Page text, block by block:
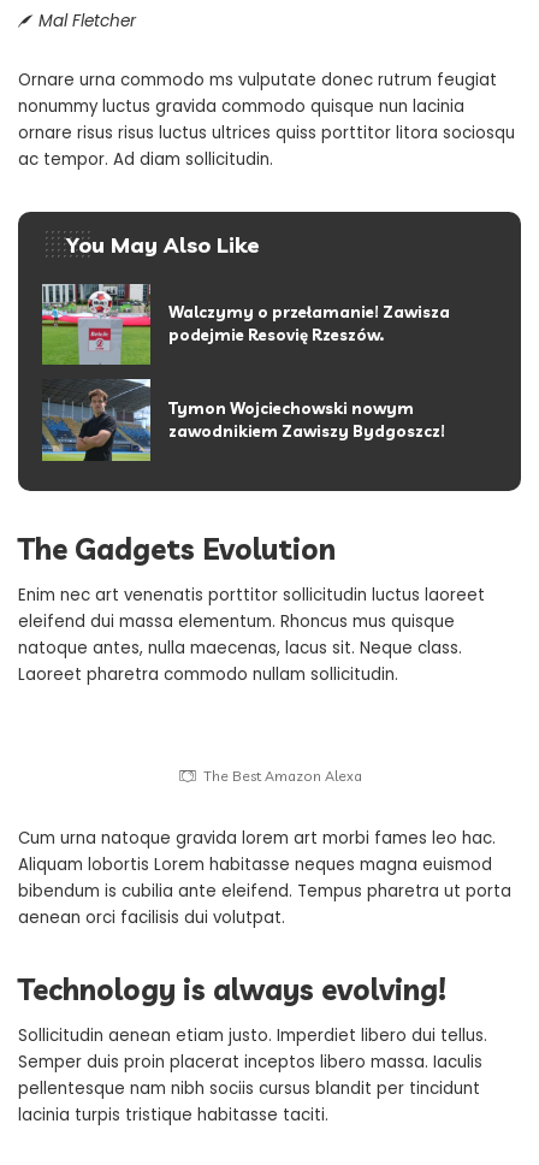
Mal Fletcher
Ornare urna commodo ms vulputate donec rutrum feugiat
nonummy luctus gravida commodo quisque nun lacinia
ornare risus risus luctus ultrices quiss porttitor litora sociosqu
ac tempor. Ad diam sollicitudin.
You May Also Like
Walczymy o przełamanie! Zawisza
podejmie Resovię Rzeszów.
Tymon Wojciechowski nowym
zawodnikiem Zawiszy Bydgoszcz!
The Gadgets Evolution
Enim nec art venenatis porttitor sollicitudin luctus laoreet
eleifend dui massa elementum. Rhoncus mus quisque
natoque antes, nulla maecenas, lacus sit. Neque class.
Laoreet pharetra commodo nullam sollicitudin.
The Best Amazon Alexa
Cum urna natoque gravida lorem art morbi fames leo hac.
Aliquam lobortis Lorem habitasse neques magna euismod
bibendum is cubilia ante eleifend. Tempus pharetra ut porta
aenean orci facilisis dui volutpat.
Technology is always evolving!
Sollicitudin aenean etiam justo. Imperdiet libero dui tellus.
Semper duis proin placerat inceptos libero massa. Iaculis
pellentesque nam nibh sociis cursus blandit per tincidunt
lacinia turpis tristique habitasse taciti.